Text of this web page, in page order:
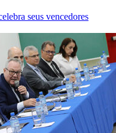
seus vencedores